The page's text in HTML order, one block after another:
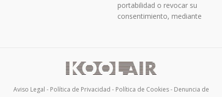
portabilidad o revocar su
consentimiento, mediante
FUENSANTA», 28936
MÓSTOLES (MADRID),
identificándose como
Aviso Legal - Política de Privacidad - Política de Cookies- Denuncia de